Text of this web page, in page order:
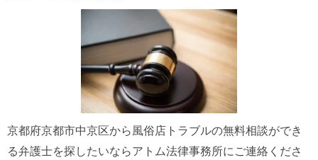
京都府京都市中京区から風俗店トラブルの無料相談ができ
る弁護士を探したいならアトム法律事務所にご連絡くださ